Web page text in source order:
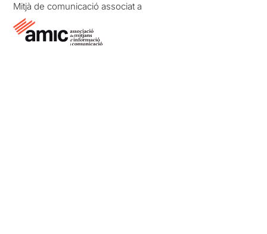
Mitjà de comunicació associat a